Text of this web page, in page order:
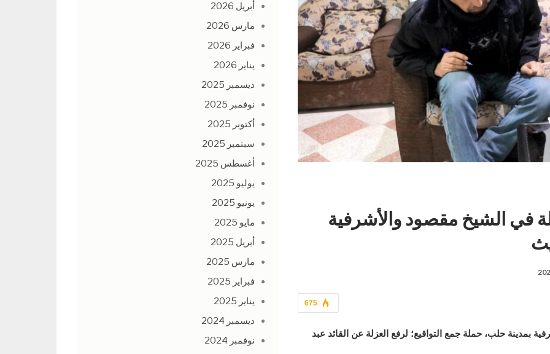
في الشيخ مقصود والأشرفية
675
بمدينة حلب، حملة جمع التواقيع؛ لرفع العزلة عن القائد عبد
أبريل 2026
مارس 2026
فبراير 2026
يناير 2026
ديسمبر 2025
نوفمبر 2025
أكتوبر 2025
سبتمبر 2025
أغسطس 2025
يوليو 2025
يونيو 2025
مايو 2025
أبريل 2025
مارس 2025
فبراير 2025
يناير 2025
ديسمبر 2024
نوفمبر 2024